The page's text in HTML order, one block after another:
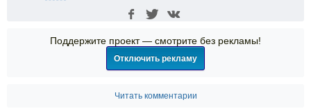
Поддержите проект — смотрите без рекламы!
Отключить рекламу
Читать комментарии